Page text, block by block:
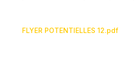
FLYER POTENTIELLES 12.pdf